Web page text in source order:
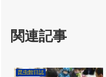
関連記事
昆虫館日誌